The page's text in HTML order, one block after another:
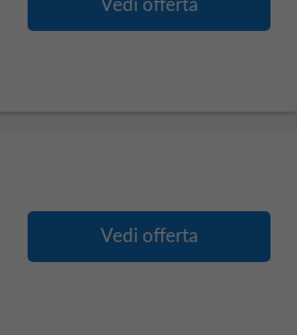
Vedi offerta
Vedi offerta